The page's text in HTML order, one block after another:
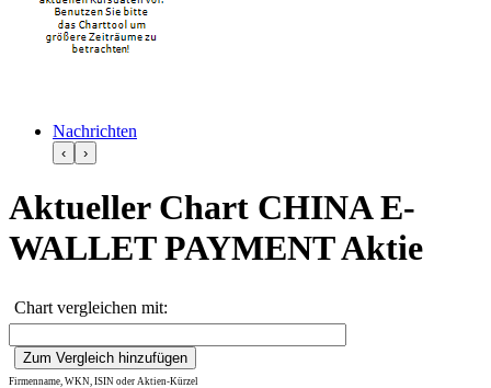
Nachrichten
‹ ›
Aktueller Chart CHINA E-
WALLET PAYMENT Aktie
Chart vergleichen mit:
Firmenname, WKN, ISIN oder Aktien-Kürzel